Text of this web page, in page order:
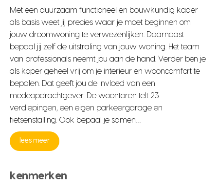
Met een duurzaam functioneel en bouwkundig kader
als basis weet jij precies waar je moet beginnen om
jouw droomwoning te verwezenlijken. Daarnaast
bepaal jij zelf de uitstraling van jouw woning. Het team
van professionals neemt jou aan de hand. Verder ben je
als koper geheel vrij om je interieur en wooncomfort te
bepalen. Dat geeft jou de invloed van een
medeopdrachtgever. De woontoren telt 23
verdiepingen, een eigen parkeergarage en
fietsenstalling. Ook bepaal je samen…
lees meer
kenmerken